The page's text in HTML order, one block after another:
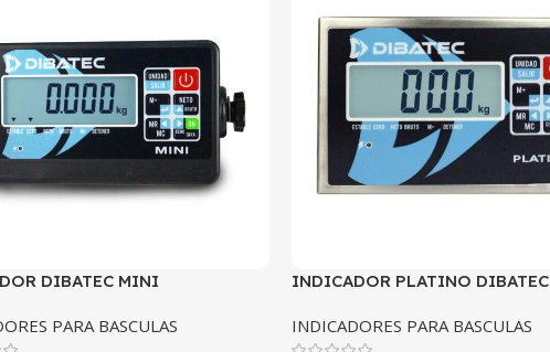
DIBATEC MINI
PARA BASCULAS
INDICADOR PLATINO DIBATEC
INDICADORES PARA BASCULAS